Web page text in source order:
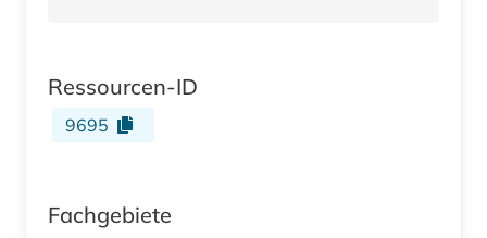
Ressourcen-ID
9695
Fachgebiete